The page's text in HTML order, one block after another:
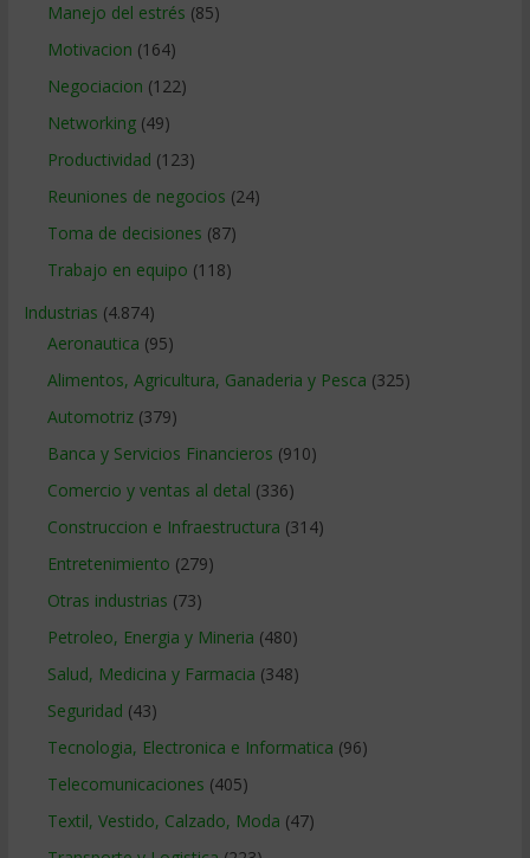
Manejo del estrés (85)
Motivacion (164)
Negociacion (122)
Networking(49)
Productividad (123)
Reuniones de negocios (24)
Toma de decisiones (87)
Trabajo en equipo (118)
Industrias (4.874)
Aeronautica (95)
Alimentos, Agricultura, Ganaderia y Pesca (325)
Automotriz(379)
Banca y Servicios Financieros (910)
Comercio y ventas al detal (336)
Construccion e Infraestructura (314)
Entretenimiento (279)
Otras industrias (73)
Petroleo, Energia y Mineria (480)
Salud, Medicina y Farmacia (348)
Seguridad (43)
Tecnologia, Electronica e Informatica (96)
Telecomunicaciones (405)
Textil, Vestido, Calzado, Moda (47)